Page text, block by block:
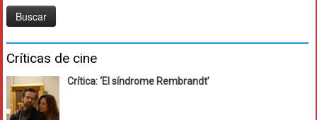
Críticas de cine
Crítica: ‘El síndrome Rembrandt’